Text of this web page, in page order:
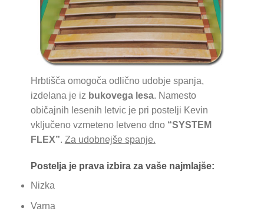
Hrbtišča omogoča odlično udobje spanja,
izdelana je iz bukovega lesa. Namesto
običajnih lesenih letvic je pri postelji Kevin
vključeno vzmeteno letveno dno “SYSTEM
FLEX”. Za udobnejše spanje.
Postelja je prava izbira za vaše najmlajše:
Nizka
Varna